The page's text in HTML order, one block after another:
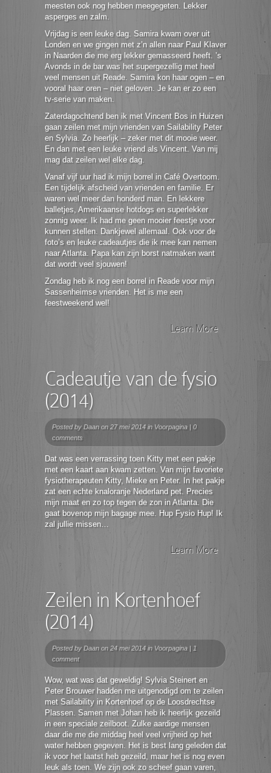
meesten ook nog hebben meegegeten. Lekker
asperges en zalm.
Vrijdag is een leuke dag. Samira kwam over uit
Londen en we gingen met z’n allen naar Paul Klaver
in Naarden die me erg lekker gemasseerd heeft. ’s
Avonds in de bar was het supergezellig met heel
veel mensen uit Reade. Samira kon haar ogen – en
vooral haar oren – niet geloven. Je kan er zo een
tv-serie van maken.
Zaterdagochtend ben ik met Vincent Bos in Huizen
gaan zeilen met mijn vrienden van Sailability Peter
en Sylvia. Zo heerlijk – zeker met dit mooie weer.
En dan met een leuke vriend als Vincent. Van mij
mag dat zeilen wel elke dag.
Vanaf vijf uur had ik mijn borrel in Café Overtoom.
Een tijdelijk afscheid van vrienden en familie. Er
waren wel meer dan honderd man. En lekkere
balletjes, Amerikaanse hotdogs en superlekker
zonnig weer. Ik had me geen mooier feestje voor
kunnen stellen. Dankjewel allemaal. Ook voor de
foto’s en leuke cadeautjes die ik mee kan nemen
naar Atlanta. Papa kan zijn borst natmaken want
dat wordt veel sjouwen!
Zondag heb ik nog een borrel in Reade voor mijn
Sassenheimse vrienden. Het is me een
feestweekend wel!
Learn More
Cadeautje van de fysio
(2014)
Posted by Daan on 27 mei 2014 in Voorpagina | 0
comments
Dat was een verrassing toen Kitty met een pakje
met een kaart aan kwam zetten. Van mijn favoriete
fysiotherapeuten Kitty, Mieke en Peter. In het pakje
zat een echte knaloranje Nederland pet. Precies
mijn maat en zo top tegen de zon in Atlanta. Die
gaat bovenop mijn bagage mee. Hup Fysio Hup! Ik
zal jullie missen…
Learn More
Zeilen in Kortenhoef
(2014)
Posted by Daan on 24 mei 2014 in Voorpagina| 1
comment
Wow, wat was dat geweldig! Sylvia Steinert en
Peter Brouwer hadden me uitgenodigd om te zeilen
met Sailability in Kortenhoef op de Loosdrechtse
Plassen. Samen met Johan heb ik heerlijk gezeild
in een speciale zeilboot. Zulke aardige mensen
daar die me die middag heel veel vrijheid op het
water hebben gegeven. Het is best lang geleden dat
ik voor het laatst heb gezeild, maar het is nog even
leuk als toen. We zijn ook zo scheef gaan varen,